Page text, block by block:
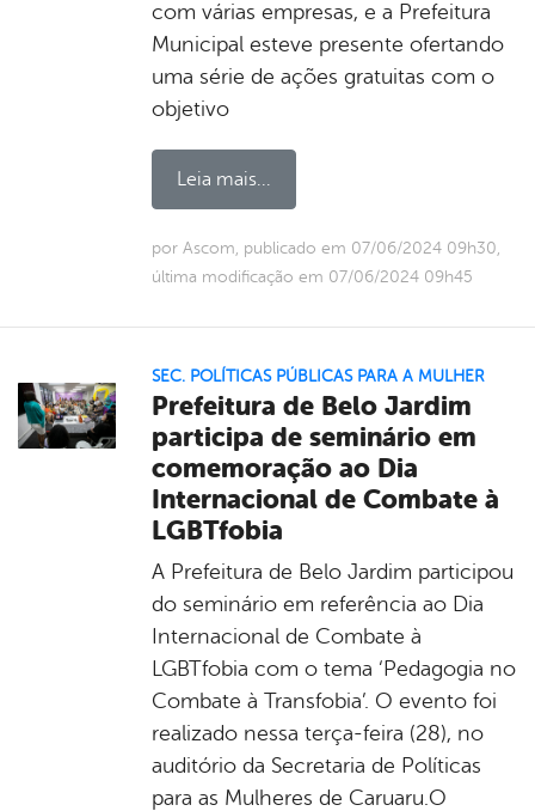
com várias empresas, e a Prefeitura
Municipal esteve presente ofertando
uma série de ações gratuitas com o
objetivo
Leia mais...
por Ascom, publicado em 07/06/2024 09h30,
última modificação em 07/06/2024 09h45
SEC. POLÍTICAS PÚBLICAS PARA A MULHER
Prefeitura de Belo Jardim
participa de seminário em
comemoração ao Dia
Internacional de Combate à
LGBTfobia
A Prefeitura de Belo Jardim participou
do seminário em referência ao Dia
Internacional de Combate à
LGBTfobia com o tema ‘Pedagogia no
Combate à Transfobia’. O evento foi
realizado nessa terça-feira (28), no
auditório da Secretaria de Políticas
para as Mulheres de Caruaru.O